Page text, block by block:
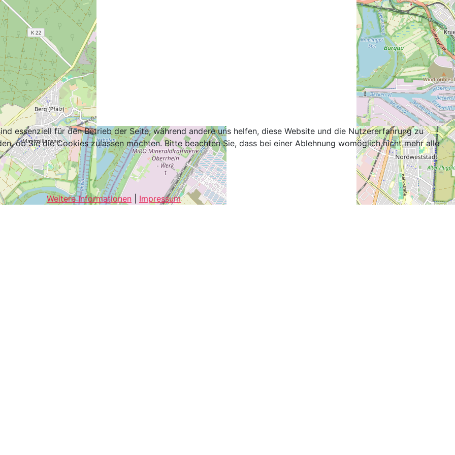
essenziell für den Betrieb der Seite, während andere uns helfen, diese Website und die Nutzererfahrung zu
ob Sie die Cookies zulassen möchten. Bitte beachten Sie, dass bei einer Ablehnung womöglich nicht mehr alle
Weitere Informationen
Impressum